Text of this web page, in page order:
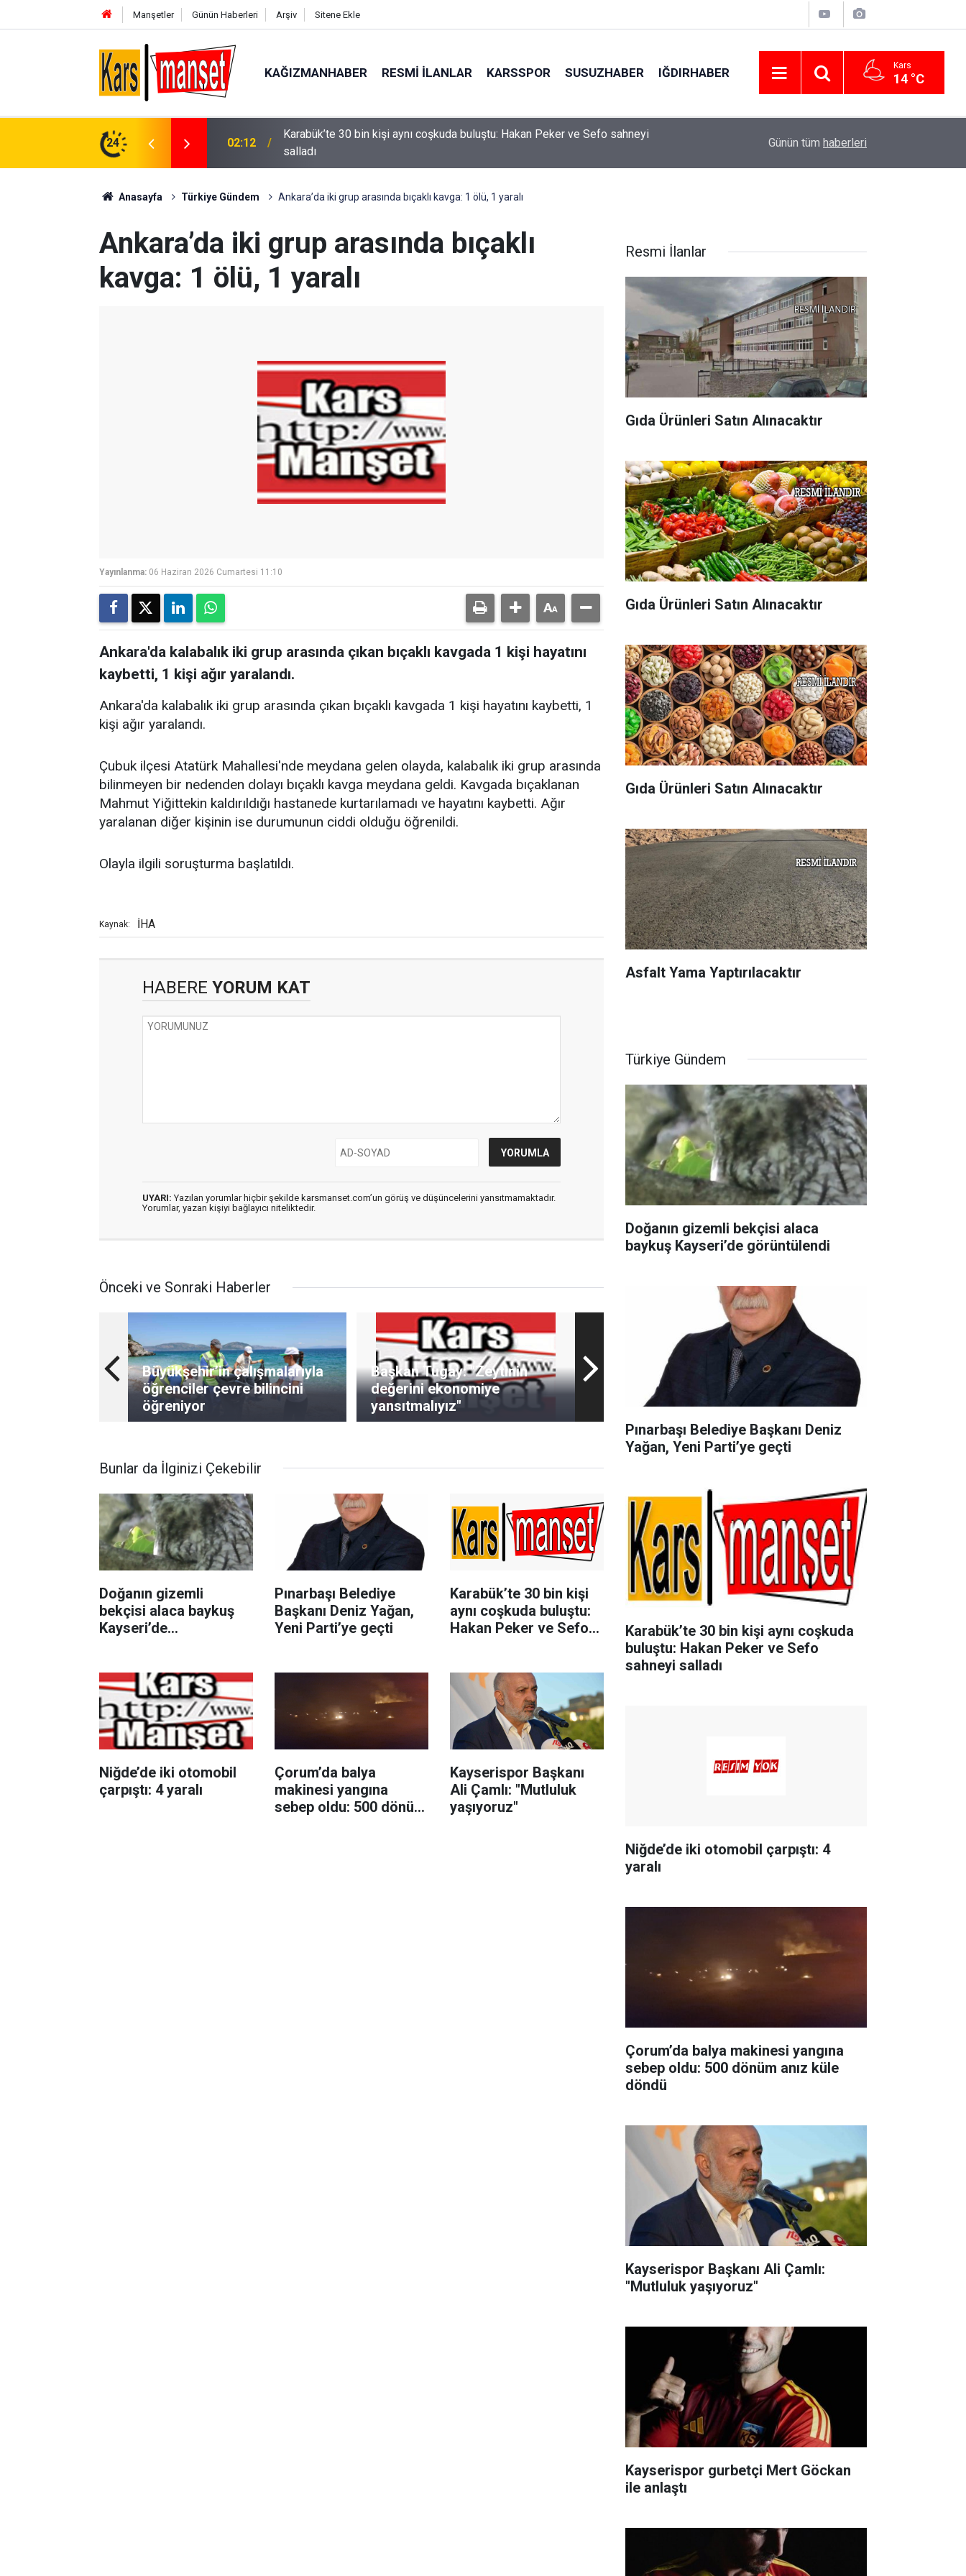
Manşetler Günün Haberleri Arşiv Sitene Ekle
KAĞIZMANHABER RESMI İLANLAR KARSSPOR SUSUZHABER IĞDIRHABER Kars
14 °C
24
buluştu: Hakan Peker ve Sefo sahneyi
01:58 Niğde’de iki otomobil çarpıştı: 4 yaralı Çorum’da balya makinesi yangına sebep oldu:
Günün tüm haberleri
Anasayfa Türkiye Gündem Ankara’da iki grup arasında bıçaklı kavga: 1 ölü, 1 yaralı
Ankara’da iki grup arasında bıçaklı
kavga: 1 ölü, 1 yaralı
Yayınlanma: 06 Haziran 2026 Cumartesi 11:10
Ankara'da kalabalık iki grup arasında çıkan bıçaklı kavgada 1 kişi hayatını
kaybetti, 1 kişi ağır yaralandı.
Ankara'da kalabalık iki grup arasında çıkan bıçaklı kavgada 1 kişi hayatını kaybetti, 1
kişi ağır yaralandı.
Çubuk ilçesi Atatürk Mahallesi'nde meydana gelen olayda, kalabalık iki grup arasında
bilinmeyen bir nedenden dolayı bıçaklı kavga meydana geldi. Kavgada bıçaklanan
Mahmut Yiğittekin kaldırıldığı hastanede kurtarılamadı ve hayatını kaybetti. Ağır
yaralanan diğer kişinin ise durumunun ciddi olduğu öğrenildi.
Olayla ilgili soruşturma başlatıldı.
Kaynak: İHA
HABERE YORUM KAT
UYARI: Yazılan yorumlar hiçbir şekilde karsmanset.com’un görüş ve düşüncelerini yansıtmamaktadır.
Yorumlar, yazan kişiyi bağlayıcı niteliktedir.
Önceki ve Sonraki Haberler
Büyükşehir’in çalışmalarıyla
öğrenciler çevre bilincini
öğreniyor
Başkan Tugay: "Zeytinin
değerini ekonomiye
yansıtmalıyız"
Bunlar da İlginizi Çekebilir
Doğanın gizemli
bekçisi alaca baykuş
Kayseri’de
Pınarbaşı Belediye
Başkanı Deniz Yağan,
Yeni Parti’ye geçti
Karabük’te 30 bin kişi
aynı coşkuda buluştu:
Hakan Peker ve Sefo
Niğde’de iki otomobil
çarpıştı: 4 yaralı
Çorum’da balya
makinesi yangına
sebep oldu: 500 dönüm
Kayserispor Başkanı
Ali Çamlı: "Mutluluk
yaşıyoruz"
Resmi İlanlar
Gıda Ürünleri Satın Alınacaktır
Gıda Ürünleri Satın Alınacaktır
Gıda Ürünleri Satın Alınacaktır
Asfalt Yama Yaptırılacaktır
Türkiye Gündem
Doğanın gizemli bekçisi alaca
baykuş Kayseri’de görüntülendi
Pınarbaşı Belediye Başkanı Deniz
Yağan, Yeni Parti’ye geçti
Karabük’te 30 bin kişi aynı coşkuda
buluştu: Hakan Peker ve Sefo
sahneyi salladı
Niğde’de iki otomobil çarpıştı: 4
yaralı
Çorum’da balya makinesi yangına
sebep oldu: 500 dönüm anız küle
döndü
Kayserispor Başkanı Ali Çamlı:
"Mutluluk yaşıyoruz"
Kayserispor gurbetçi Mert Göckan
ile anlaştı